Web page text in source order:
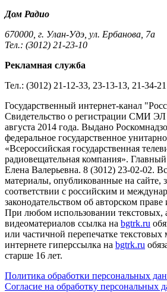
Дом Радио
670000, г. Улан-Удэ, ул. Ербанова, 7а
Тел.: (3012) 21-23-10
Рекламная служба
Тел.: (3012) 21-12-33, 23-13-13, 21-34-21
Государственный интернет-канал
Cвидетельство о регистрации СМИ
августа 2014 года. Выдано
федеральное государственное
«Всероссийская государственная
радиовещательная компания».
Елена Валерьевна. 8 (3012) 23-02-02.
материалы, опубликованные на сайте,
соответствии с российским и
законодательством об авторском
При любом использовании текстовых,
видеоматериалов ссылка на bgtrk.ru
или частичной перепечатке текстовых
интернете гиперссылка на bgtrk.ru
старше 16 лет.
Политика обработки персональных
Согласие на обработку персональных